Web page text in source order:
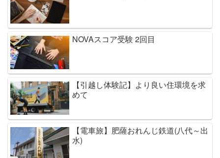
NOVAスコア受験 2回目
【引越し体験記】より良い住環境を求
めて
【電車旅】肥薩おれんじ鉄道(八代～出
水)